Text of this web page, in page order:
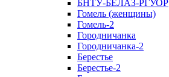
БНТУ-БЕЛАЗ-РГУОР
Гомель (женщины)
Гомель-2
Городничанка
Городничанка-2
Берестье
Берестье-2